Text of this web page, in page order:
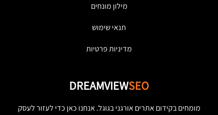
מילון מונחים
תנאי שימוש
מדיניות פרטיות
DREAMVIEWSEO
מומחים בקידום אתרים אורגני בגוגל. אנחנו כאן כדי לעזור לעסק